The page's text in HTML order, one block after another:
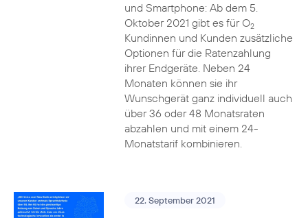
und Smartphone: Ab dem 5.
Oktober 2021 gibt es für O2
Kundinnen und Kunden zusätzliche
Optionen für die Ratenzahlung
ihrer Endgeräte. Neben 24
Monaten können sie ihr
Wunschgerät ganz individuell auch
über 36 oder 48 Monatsraten
abzahlen und mit einem 24-
Monatstarif kombinieren.
22. September 2021